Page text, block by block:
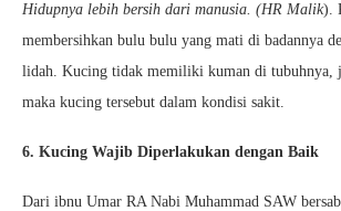
Hidupnya lebih bersih dari manusia. (HR Malik).
membersihkan bulu bulu yang mati di badannya
lidah. Kucing tidak memiliki kuman di tubuhnya,
maka kucing tersebut dalam kondisi sakit.
6. Kucing Wajib Diperlakukan dengan Baik
Dari ibnu Umar RA Nabi Muhammad SAW